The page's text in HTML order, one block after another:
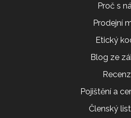
Proč s
Prodejní
Etický
Blog ze
Pojištění a
Členský